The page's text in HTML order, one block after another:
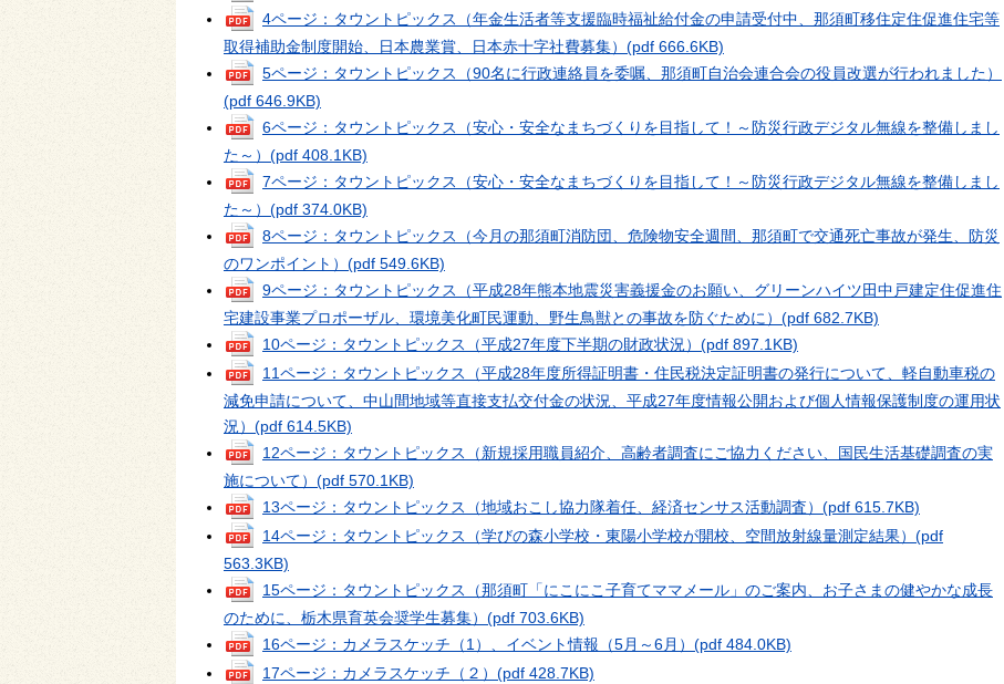
4ページ：タウントピックス（年金生活者等支援臨時福祉給付金の申請受付中、那須町移住定住促進住宅等
取得補助金制度開始、日本農業賞、日本赤十字社費募集） (pdf 666.6KB)
5ページ：タウントピックス（90名に行政連絡員を委嘱、那須町自治会連合会の役員改選が行われました）
(pdf 646.9KB)
6ページ：タウントピックス（安心・安全なまちづくりを目指して！～防災行政デジタル無線を整備しまし
た～） (pdf 408.1KB)
7ページ：タウントピックス（安心・安全なまちづくりを目指して！～防災行政デジタル無線を整備しまし
た～） (pdf 374.0KB)
8ページ：タウントピックス（今月の那須町消防団、危険物安全週間、那須町で交通死亡事故が発生、防災
のワンポイント） (pdf 549.6KB)
9ページ：タウントピックス（平成28年熊本地震災害義援金のお願い、グリーンハイツ田中戸建定住促進住
宅建設事業プロポーザル、環境美化町民運動、野生鳥獣との事故を防ぐために） (pdf 682.7KB)
10ページ：タウントピックス（平成27年度下半期の財政状況） (pdf 897.1KB)
11ページ：タウントピックス（平成28年度所得証明書・住民税決定証明書の発行について、軽自動車税の
減免申請について、中山間地域等直接支払交付金の状況、平成27年度情報公開および個人情報保護制度の運用状
況） (pdf 614.5KB)
12ページ：タウントピックス（新規採用職員紹介、高齢者調査にご協力ください、国民生活基礎調査の実
施について） (pdf 570.1KB)
13ページ：タウントピックス（地域おこし協力隊着任、経済センサス活動調査） (pdf 615.7KB)
14ページ：タウントピックス（学びの森小学校・東陽小学校が開校、空間放射線量測定結果） (pdf
563.3KB)
15ページ：タウントピックス（那須町「にこにこ子育てママメール」のご案内、お子さまの健やかな成長
のために、栃木県育英会奨学生募集） (pdf 703.6KB)
16ページ：カメラスケッチ（1）、イベント情報（5月～6月） (pdf 484.0KB)
17ページ：カメラスケッチ（２） (pdf 428.7KB)